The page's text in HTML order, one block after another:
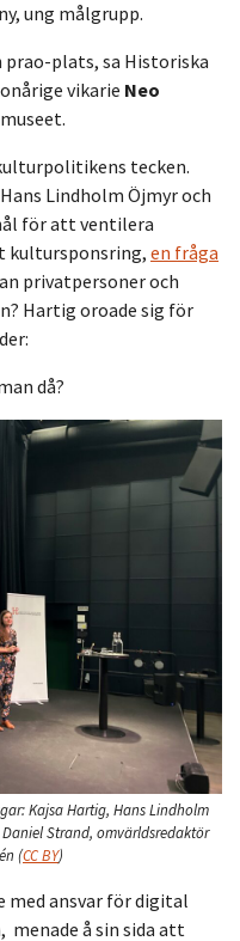
ung målgrupp.
prao-plats, sa Historiska
vikarie Neo
tecken.
Lindholm Öjmyr och
för att ventilera
kultursponsring, en fråga
privatpersoner och
Hartig oroade sig för
då?
Kajsa Hartig, Hans Lindholm
Strand, omvärldsredaktör
(CC BY)
med ansvar för digital
menade å sin sida att